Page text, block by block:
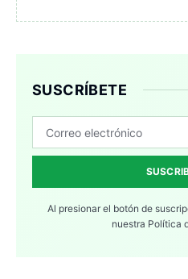
SUSCRÍBETE
Al presionar el botón de
nuestra Política